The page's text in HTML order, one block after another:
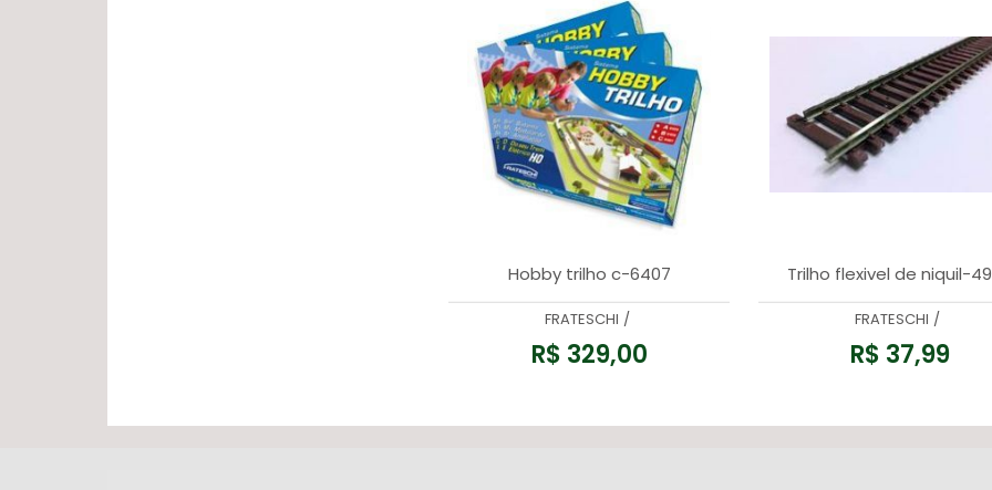
Hobby trilho c-6407
FRATESCHI /
R$ 329,00
Trilho flexivel de niquil-
FRATESCHI /
R$ 37,99